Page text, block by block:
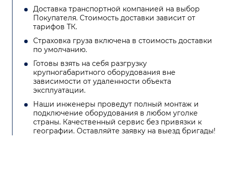
Доставка транспортной компанией на выбор
Покупателя. Стоимость доставки зависит от
тарифов ТК.
Страховка груза включена в стоимость доставки
по умолчанию.
Готовы взять на себя разгрузку
крупногабаритного оборудования вне
зависимости от удаленности объекта
эксплуатации.
Наши инженеры проведут полный монтаж и
подключение оборудования в любом уголке
страны. Качественный сервис без привязки к
географии. Оставляйте заявку на выезд бригады!